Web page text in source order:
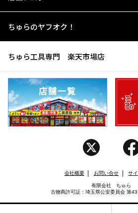
ちゅらのヤフオク！
ちゅら工具専門 楽天市場店
会社概要 お問い合せ サ
有限会社 ちゅら
古物商許可証：埼玉県公安委員会 第